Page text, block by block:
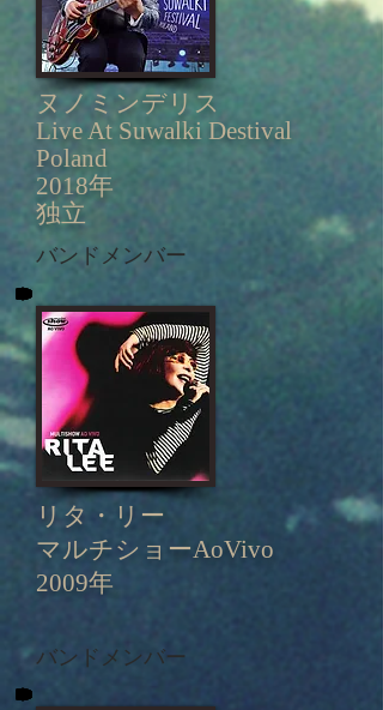
ヌノミンデリス
Live At Suwalki Destival
Poland
2018年
独立
バンドメンバー
リタ・リー
マルチショーAoVivo
2009年
バンドメンバー